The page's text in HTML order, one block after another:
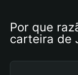
Por que
carteira de